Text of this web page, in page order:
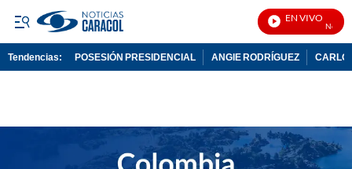
EN VIVO
Tendencias: POSESIÓN PRESIDENCIAL ANGIE RODRÍGUEZ